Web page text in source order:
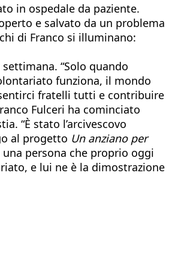
in ospedale da paziente.
e salvato da un problema
di Franco si illuminano:
“Solo quando
funziona, il mondo
fratelli tutti e contribuire
Fulceri ha cominciato
“È stato l’arcivescovo
al progetto Un anziano per
persona che proprio oggi
e lui ne è la dimostrazione